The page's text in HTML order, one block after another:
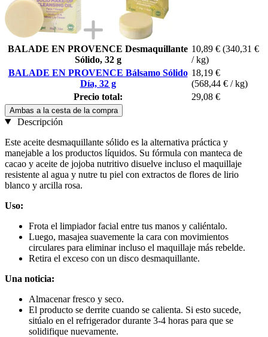
BALADE EN PROVENCE Desmaquillante
Sólido, 32 g
10,89 € (340,31 €
/ kg)
BALADE EN PROVENCE Bálsamo Sólido
Día, 32 g
18,19 €
(568,44 € / kg)
Precio total:
29,08 €
Ambas a la cesta de la compra
Descripción
Este aceite desmaquillante sólido es la alternativa práctica y
manejable a los productos líquidos. Su fórmula con manteca de
cacao y aceite de jojoba nutritivo disuelve incluso el maquillaje
resistente al agua y nutre tu piel con extractos de flores de lirio
blanco y arcilla rosa.
Uso:
Frota el limpiador facial entre tus manos y caliéntalo.
Luego, masajea suavemente la cara con movimientos
circulares para eliminar incluso el maquillaje más rebelde.
Retira el exceso con un disco desmaquillante.
Una noticia:
Almacenar fresco y seco.
El producto se derrite cuando se calienta. Si esto sucede,
sitúalo en el refrigerador durante 3-4 horas para que se
solidifique nuevamente.